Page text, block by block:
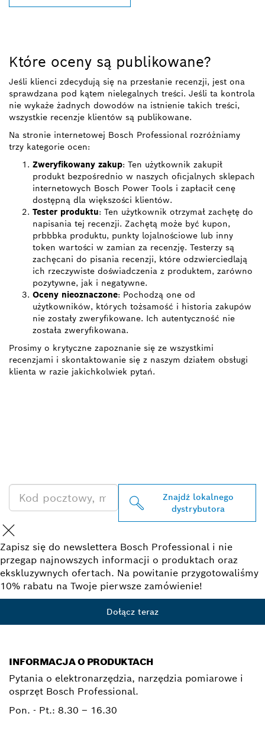
Które oceny są publikowane?
Jeśli klienci zdecydują się na przesłanie recenzji, jest ona
sprawdzana pod kątem nielegalnych treści. Jeśli ta kontrola
nie wykaże żadnych dowodów na istnienie takich treści,
wszystkie recenzje klientów są publikowane.
Na stronie internetowej Bosch Professional rozróżniamy
trzy kategorie ocen:
Zweryfikowany zakup: Ten użytkownik zakupił
produkt bezpośrednio w naszych oficjalnych sklepach
internetowych Bosch Power Tools i zapłacił cenę
dostępną dla większości klientów.
Tester produktu: Ten użytkownik otrzymał zachętę do
napisania tej recenzji. Zachętą może być kupon,
prbbbka produktu, punkty lojalnościowe lub inny
token wartości w zamian za recenzję. Testerzy są
zachęcani do pisania recenzji, które odzwierciedlają
ich rzeczywiste doświadczenia z produktem, zarówno
pozytywne, jak i negatywne.
Oceny nieoznaczone: Pochodzą one od
użytkowników, których tożsamość i historia zakupów
nie zostały zweryfikowane. Ich autentyczność nie
została zweryfikowana.
Prosimy o krytyczne zapoznanie się ze wszystkimi
recenzjami i skontaktowanie się z naszym działem obsługi
klienta w razie jakichkolwiek pytań.
Znajdź lokalnego
dystrybutora
Zapisz się do newslettera Bosch Professional i nie
przegap najnowszych informacji o produktach oraz
ekskluzywnych ofertach. Na powitanie przygotowaliśmy
10% rabatu na Twoje pierwsze zamówienie!
Dołącz teraz
INFORMACJA O PRODUKTACH
Pytania o elektronarzędzia, narzędzia pomiarowe i
osprzęt Bosch Professional.
Pon. - Pt.: 8.30 – 16.30